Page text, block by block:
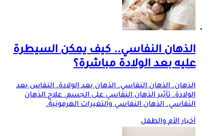
الذهان النفاسي.. كيف يمكن السيطرة
عليه بعد الولادة مباشرة؟
الذهان. الذهان النفاسي. الذهان بعد الولادة. النفاس بعد
الولادة. تأثير الذهان النفاسي على الجسم. علاج الذهان
النفاسي. الذهان النفاسي والتغيرات الهرمونية.
أخبار الأم والطفل